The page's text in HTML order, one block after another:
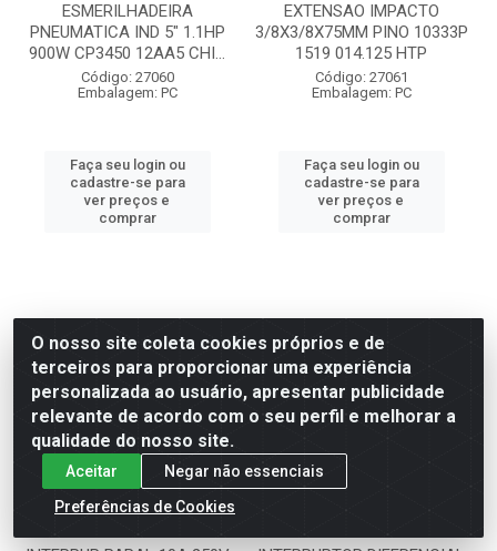
ESMERILHADEIRA
PNEUMATICA IND 5" 1.1HP
900W CP3450 12AA5 CHI...
Código: 27060
Embalagem: PC
Faça seu login ou
cadastre-se para
ver preços e
comprar
EXTENSAO IMPACTO
3/8X3/8X75MM PINO 10333P
1519 014.125 HTP
Código: 27061
Embalagem: PC
Faça seu login ou
cadastre-se para
ver preços e
comprar
O nosso site coleta cookies próprios e de
terceiros para proporcionar uma experiência
personalizada ao usuário, apresentar publicidade
relevante de acordo com o seu perfil e melhorar a
qualidade do nosso site.
Aceitar
Negar não essenciais
Preferências de Cookies